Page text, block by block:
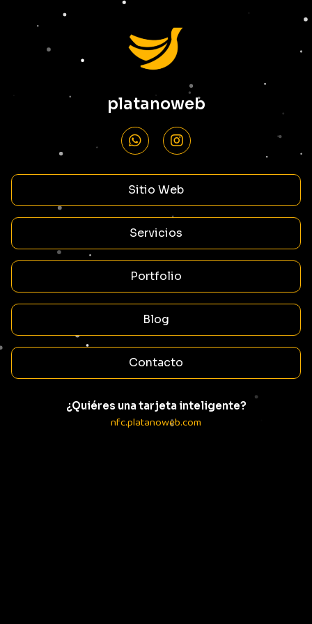
platanoweb
Sitio Web
Servicios
Portfolio
Blog
Contacto
¿Quiéres una tarjeta inteligente?
nfc.platanoweb.com